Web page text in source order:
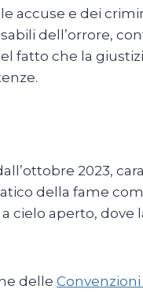
accuse e dei
dell’orrore,
fatto che la
2023,
della fame
cielo aperto, dove
delle Convenzioni